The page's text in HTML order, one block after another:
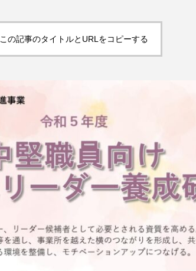
この記事のタイトルとURLをコピーする
状態という